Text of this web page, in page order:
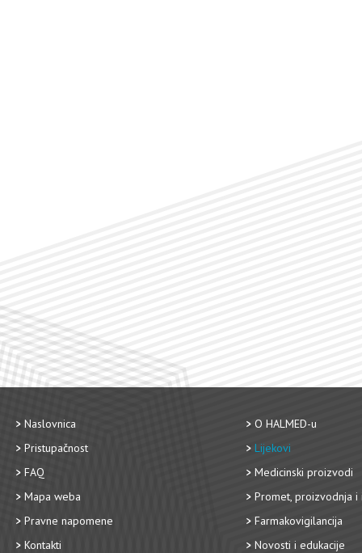
Naslovnica
Pristupačnost
FAQ
Mapa weba
Pravne napomene
Kontakti
O HALMED-u
Lijekovi
Medicinski proizvodi
Promet, proizvodnja i
Farmakovigilancija
Novosti i edukacije